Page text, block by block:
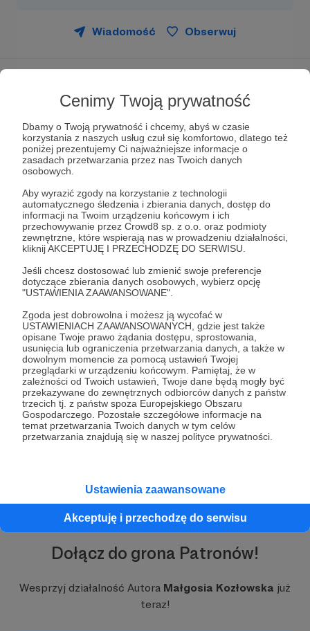
Cenimy Twoją prywatność
Dbamy o Twoją prywatność i chcemy, abyś w czasie
korzystania z naszych usług czuł się komfortowo, dlatego też
poniżej prezentujemy Ci najważniejsze informacje o
zasadach przetwarzania przez nas Twoich danych
osobowych.
Aby wyrazić zgody na korzystanie z technologii
automatycznego śledzenia i zbierania danych, dostęp do
informacji na Twoim urządzeniu końcowym i ich
przechowywanie przez Crowd8 sp. z o.o. oraz podmioty
zewnętrzne, które wspierają nas w prowadzeniu działalności,
kliknij AKCEPTUJĘ I PRZECHODZĘ DO SERWISU.
Jeśli chcesz dostosować lub zmienić swoje preferencje
dotyczące zbierania danych osobowych, wybierz opcję
"USTAWIENIA ZAAWANSOWANE".
Zgoda jest dobrowolna i możesz ją wycofać w
USTAWIENIACH ZAAWANSOWANYCH, gdzie jest także
opisane Twoje prawo żądania dostępu, sprostowania,
usunięcia lub ograniczenia przetwarzania danych, a także w
dowolnym momencie za pomocą ustawień Twojej
przeglądarki w urządzeniu końcowym. Pamiętaj, że w
zależności od Twoich ustawień, Twoje dane będą mogły być
przekazywane do zewnętrznych odbiorców danych z państw
trzecich tj. z państw spoza Europejskiego Obszaru
Gospodarczego. Pozostałe szczegółowe informacje na
temat przetwarzania Twoich danych w tym celów
przetwarzania znajdują się w naszej polityce prywatności.
Ustawienia zaawansowane
Akceptuję i przechodzę do serwisu
Wiadomość Obserwuj
Jestem wokalistką i aktorką teatralną, filmową,
dubbingową. Mam wiele pasji: tworzę ceramikę
użytkową, żegluję (mam patent żeglarza
jachtowego), podróżuję i szyję na maszynie.
Od 2013 roku prowadzę
kanał na
polskich i zagranicznych piosenek. Nie boję się
wyzwań, idę własną drogą i ufam swojej intuicji.
Najważniejsza jest dla mnie jakość i ciekawy
pomysł realizacji nagrania audio i wideo.
Konto na Patronite mam od 2018 roku i od tego
czasu mój kanał bardzo się rozwinął, za co jestem
szalenie wdzięczna. Dołącz do grona Patronów i
pomóż mi rozwijać YouTube-owe skrzydła.
Dlaczego tu jestem?
Wsparcie, które od Ciebie otrzymam, pozwoli mi
na realizowanie materiałów w sposób
profesjonalny. Każde nagranie audio i wideo to
niestety spore koszty. Zależy mi na regularnym
dodawaniu treści dlatego wiem, że z Twoją
pomocą zrobimy coś ekstra!
⭐40 piosenek z pięknymi teledyskami
⭐5 vlogów i Q&A z pytaniami Patrona
12 tematycznych Koncertów Online
9 transmisji Q&A oraz Live-ów z zaproszonymi
Rozwiń opis
Dołącz do grona Patronów!
Wesprzyj działalność Autora Małgosia Kozłowska już
teraz!